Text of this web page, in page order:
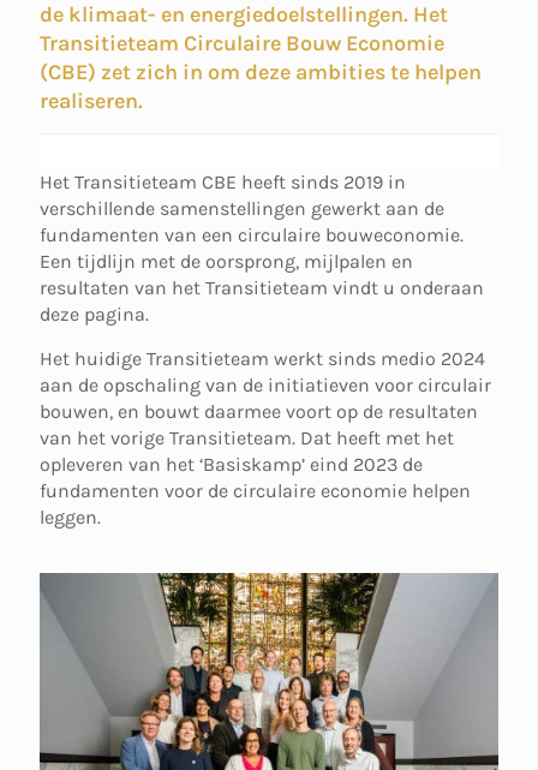
de klimaat- en energiedoelstellingen. Het
Transitieteam Circulaire Bouw Economie
(CBE) zet zich in om deze ambities te helpen
realiseren.
Het Transitieteam CBE heeft sinds 2019 in
verschillende samenstellingen gewerkt aan de
fundamenten van een circulaire bouweconomie.
Een tijdlijn met de oorsprong, mijlpalen en
resultaten van het Transitieteam vindt u onderaan
deze pagina.
Het huidige Transitieteam werkt sinds medio 2024
aan de opschaling van de initiatieven voor circulair
bouwen, en bouwt daarmee voort op de resultaten
van het vorige Transitieteam. Dat heeft met het
opleveren van het ‘Basiskamp’ eind 2023 de
fundamenten voor de circulaire economie helpen
leggen.